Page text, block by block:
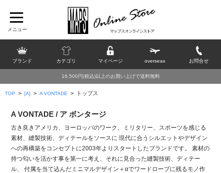
ブランド カテゴリ マイページ overseas お問合せ
16,500円(税込)以上のお買い上げで送料無料
TOP > [A] > A VONTADE > トップス
A VONTADE / ア ボンタージ
古き良きアメリカ、ヨーロッパのワーク、ミリタリー、スポーツを感じる
素材、縫製技術、ディテールをソースに 現代に合うシルエットやデザイン
への再構築をコンセプトに2003年よりスタートしたブランドです。 素材の
持つ匂いを活かす事を第一に考え、それに見合った縫製技術、ディテー
ル、 付属を当て込んだミニマルデザイン＋αでワードローブに残るモノ作